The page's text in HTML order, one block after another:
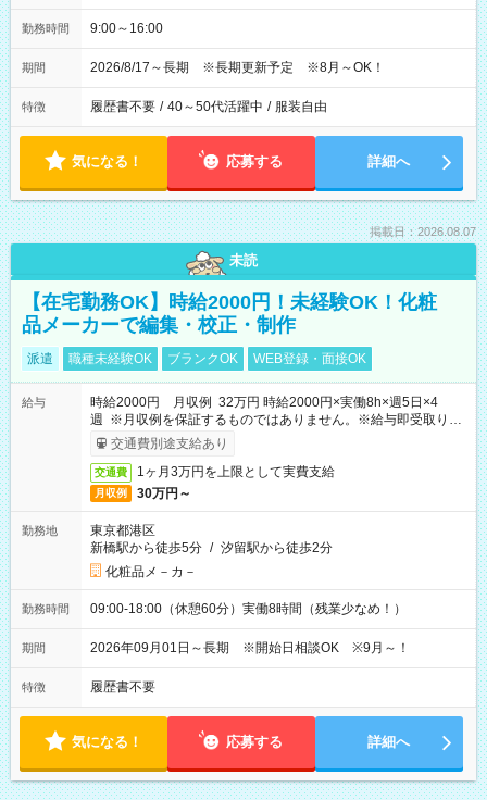
勤務時間 9:00～16:00
期間 2026/8/17～長期 ※長期更新予定 ※8月～OK！
特徴 履歴書不要 / 40～50代活躍中 / 服装自由
気になる！ 応募する 詳細へ
掲載日：2026.08.07
未読
【在宅勤務OK】時給2000円！未経験OK！化粧
品メーカーで編集・校正・制作
派遣 職種未経験OK ブランクOK WEB登録・面接OK
給与
時給2000円 月収例 32万円 時給2000円×実働8h×週5日×4
週 ※月収例を保証するものではありません。※給与即受取りサ
ービス利用可（利用条件有）
交通費別途支給あり
交通費 1ヶ月3万円を上限として実費支給
月収例 30万円～
勤務地
東京都港区
新橋駅から徒歩5分 / 汐留駅から徒歩2分
化粧品メ－カ－
勤務時間 09:00-18:00（休憩60分）実働8時間（残業少なめ！）
期間 2026年09月01日～長期 ※開始日相談OK ※9月～！
特徴 履歴書不要
気になる！ 応募する 詳細へ